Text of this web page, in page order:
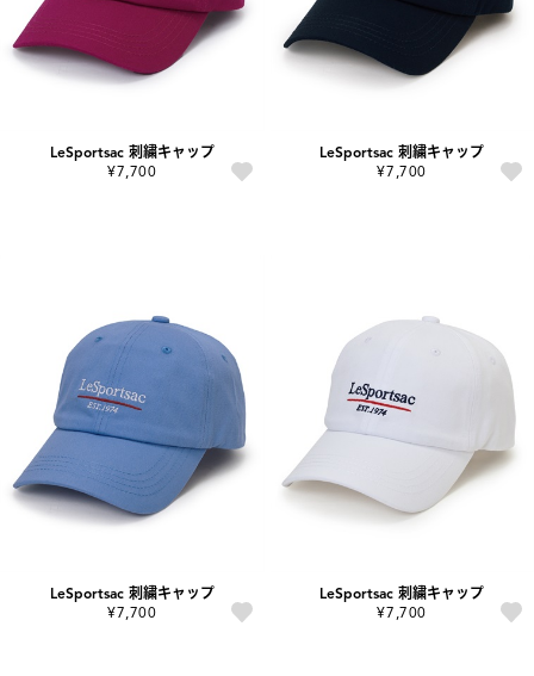
LeSportsac 刺繍キャップ
¥7,700
LeSportsac 刺繍キャップ
¥7,700
LeSportsac 刺繍キャップ
¥7,700
LeSportsac 刺繍キャップ
¥7,700